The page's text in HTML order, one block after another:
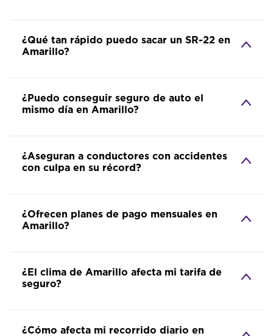
¿Qué tan rápido puedo sacar un SR-22 en
Amarillo?
¿Puedo conseguir seguro de auto el
mismo día en Amarillo?
¿Aseguran a conductores con accidentes
con culpa en su récord?
¿Ofrecen planes de pago mensuales en
Amarillo?
¿El clima de Amarillo afecta mi tarifa de
seguro?
¿Cómo afecta mi recorrido diario en